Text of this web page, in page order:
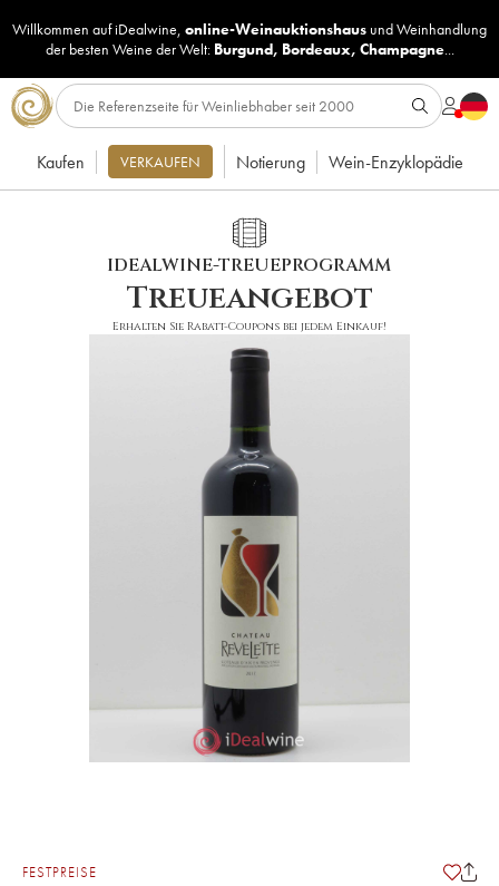
Willkommen auf iDealwine, online-Weinauktionshaus undWeinhandlung
der besten Weine der Welt: Burgund, Bordeaux, Champagne...
Kaufen VERKAUFEN Notierung Wein-Enzyklopädie
IDEALWINE-TREUEPROGRAMM
Treueangebot
Erhalten Sie Rabatt-Coupons bei jedem Einkauf!
FESTPREISE